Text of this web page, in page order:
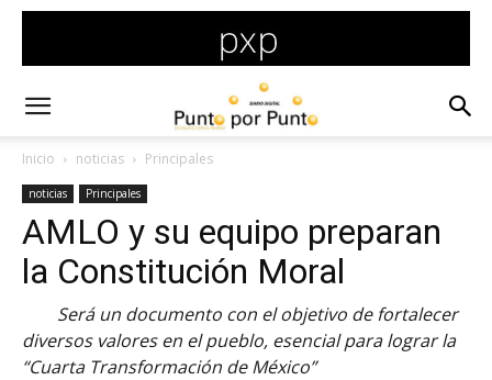
Inicio noticias Principales
noticias Principales
AMLO y su equipo preparan
la Constitución Moral
Será un documento con el objetivo de fortalecer
diversos valores en el pueblo, esencial para lograr la
“Cuarta Transformación de México”